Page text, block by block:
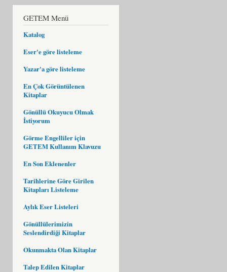
GETEM Menü
Katalog
Eser'e göre listeleme
Yazar'a göre listeleme
En Çok Görüntülenen
Kitaplar
Gönüllü Okuyucu Olmak
İstiyorum
Görme Engelliler için
GETEM Kullanım Klavuzu
En Son Eklenenler
Tarihlerine Göre Girilen
Kitapları Listeleme
Aylık Eser Listeleri
Gönüllülerimizin
Seslendirdiği Kitaplar
Okunmakta Olan Kitaplar
Talep Edilen Kitaplar